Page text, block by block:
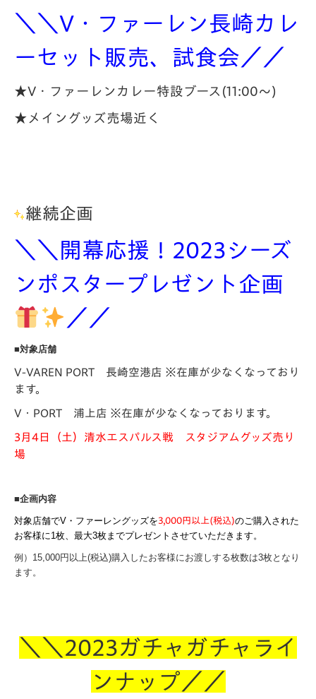
＼＼V・ファーレン長崎カレ
ーセット販売、試食会／／
★V・ファーレンカレー特設ブース(11:00～)
★メイングッズ売場近く
継続企画
＼＼開幕応援！2023シーズ
ンポスタープレゼント企画
／／
■対象店舗
V-VAREN PORT 長崎空港店 ※在庫が少なくなっており
ます。
V・PORT 浦上店 ※在庫が少なくなっております。
3月4日（土）清水エスパルス戦 スタジアムグッズ売り
場
■企画内容
対象店舗でV・ファーレングッズを3,000円以上(税込)のご購入された
お客様に1枚、最大3枚までプレゼントさせていただきます。
例）15,000円以上(税込)購入したお客様にお渡しする枚数は3枚となり
ます。
＼＼2023ガチャガチャライ
ンナップ／／